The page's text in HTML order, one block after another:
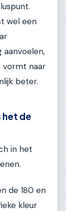
wel een
aanvoelen,
vormt naar
beter.
het de
in het
de 180 en
kleur